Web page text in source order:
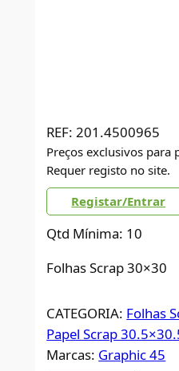
REF: 201.4500965
Preços exclusivos para
Requer registo no site.
Registar/Entrar
Qtd Mínima: 10
Folhas Scrap 30×30
CATEGORIA: Folhas
Papel Scrap
Marcas: Graphic 45